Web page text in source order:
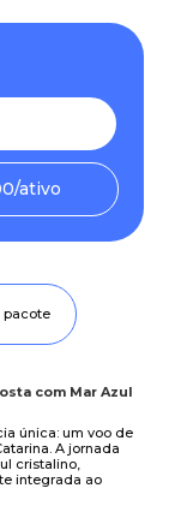
ativo
pacote
com Mar Azul
única: um voo de
A jornada
cristalino,
integrada ao